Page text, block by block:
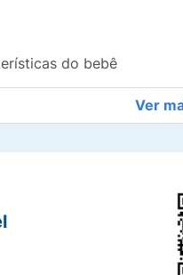
do bebê
ao redor das
bebê possa se
Ver